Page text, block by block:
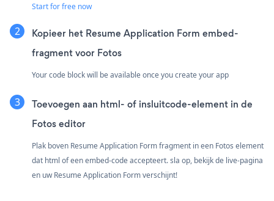
Start for free now
Kopieer het Resume Application Form embed-
fragment voor Fotos
Your code block will be available once you create your app
Toevoegen aan html- of insluitcode-element in de
Fotos editor
Plak boven Resume Application Form fragment in een Fotos element
dat html of een embed-code accepteert. sla op, bekijk de live-pagina
en uw Resume Application Form verschijnt!